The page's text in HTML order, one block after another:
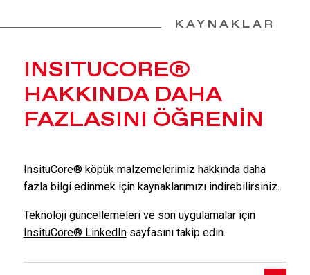
KAYNAKLAR
INSITUCORE®
HAKKINDA DAHA
FAZLASINI ÖĞRENİN
InsituCore® köpük malzemelerimiz hakkında daha
fazla bilgi edinmek için kaynaklarımızı indirebilirsiniz.
Teknoloji güncellemeleri ve son uygulamalar için
InsituCore® LinkedInsayfasını takip edin.